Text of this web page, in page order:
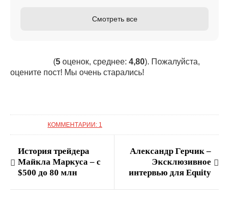
Смотреть все
(5 оценок, среднее: 4,80). Пожалуйста,
оцените пост! Мы очень старались!
КОММЕНТАРИИ: 1
История трейдера
Майкла Маркуса – с
$500 до 80 млн
Александр Герчик –
Эксклюзивное
интервью для Equity